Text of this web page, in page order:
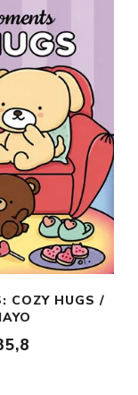
COZY HUGS /